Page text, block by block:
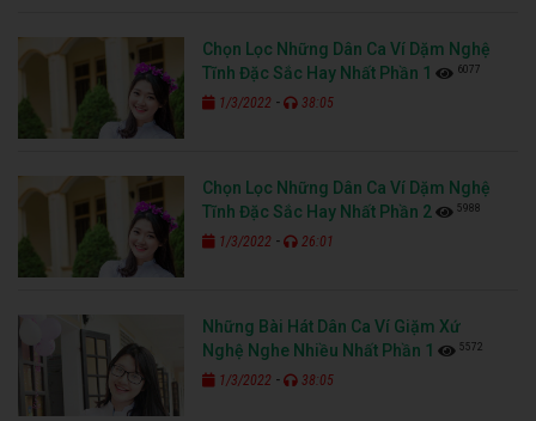
Chọn Lọc Những Dân Ca Ví Dặm Nghệ
Tĩnh Đặc Sắc Hay Nhất Phần 1
6077
1/3/2022 - 38:05
Chọn Lọc Những Dân Ca Ví Dặm Nghệ
Tĩnh Đặc Sắc Hay Nhất Phần 2
5988
1/3/2022 - 26:01
Những Bài Hát Dân Ca Ví Giặm Xứ
Nghệ Nghe Nhiều Nhất Phần 1
5572
1/3/2022 - 38:05